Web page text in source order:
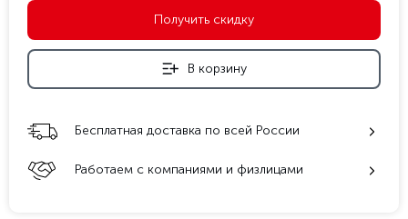
Получить скидку
В корзину
Бесплатная доставка по всей России
Работаем с компаниями и физлицами